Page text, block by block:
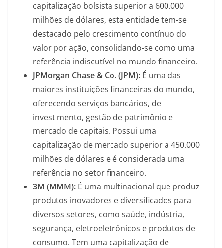
capitalização bolsista superior a 600.000
milhões de dólares, esta entidade tem-se
destacado pelo crescimento contínuo do
valor por ação, consolidando-se como uma
referência indiscutível no mundo financeiro.
JPMorgan Chase & Co. (JPM): É uma das
maiores instituições financeiras do mundo,
oferecendo serviços bancários, de
investimento, gestão de patrimônio e
mercado de capitais. Possui uma
capitalização de mercado superior a 450.000
milhões de dólares e é considerada uma
referência no setor financeiro.
3M (MMM): É uma multinacional que produz
produtos inovadores e diversificados para
diversos setores, como saúde, indústria,
segurança, eletroeletrônicos e produtos de
consumo. Tem uma capitalização de